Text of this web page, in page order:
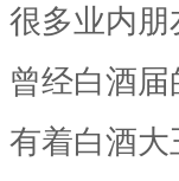
很多业内
曾经白酒
有着白酒大